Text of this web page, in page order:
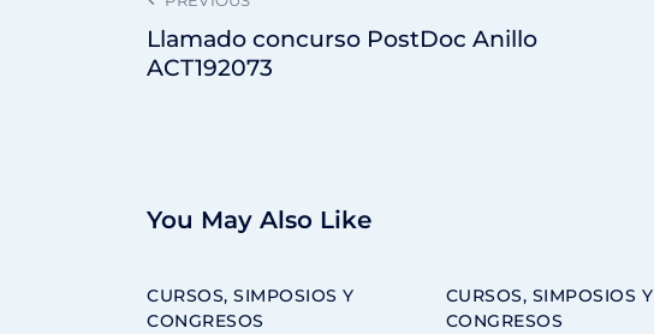
Llamado concurso PostDoc Anillo
ACT192073
You May Also Like
CURSOS, SIMPOSIOS Y
CONGRESOS
CURSOS, SIMPOSIOS Y
CONGRESOS